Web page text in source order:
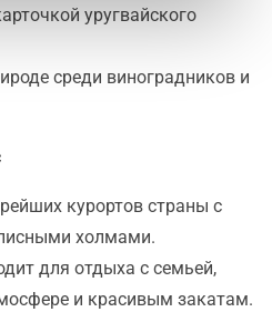
уругвайского
среди виноградников и
курортов страны с
холмами.
для отдыха с семьей,
и красивым закатам.